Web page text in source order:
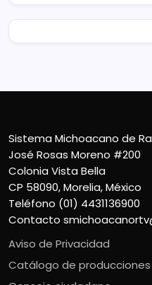
Sistema Michoacano de
José Rosas Moreno #200
Colonia Vista Bella
CP 58090, Morelia, México
Teléfono (01) 4431136900
Contacto
Aviso de Privacidad
Catálogo de producciones